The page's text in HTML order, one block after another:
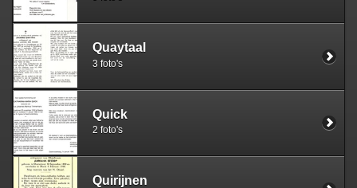
Quaytaal
3 foto's
Quick
2 foto's
Quirijnen